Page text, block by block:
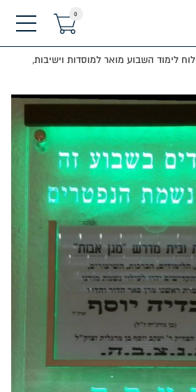
0
תפריט
לוח לימוד השבוע מואר למוסדות וישיבות,